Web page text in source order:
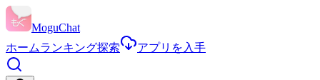
MoguChat
ホームランキング探索 アプリを入手